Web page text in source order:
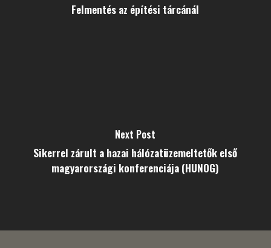
Felmentés az építési tárcánál
Next Post
Sikerrel zárult a hazai hálózatüzemeltetők első
magyarországi konferenciája (HUNOG)